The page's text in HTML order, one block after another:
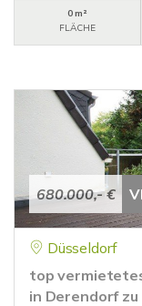
0 m²
FLÄCHE
680.000,- €
Düsseldorf
top
in Derendorf zu